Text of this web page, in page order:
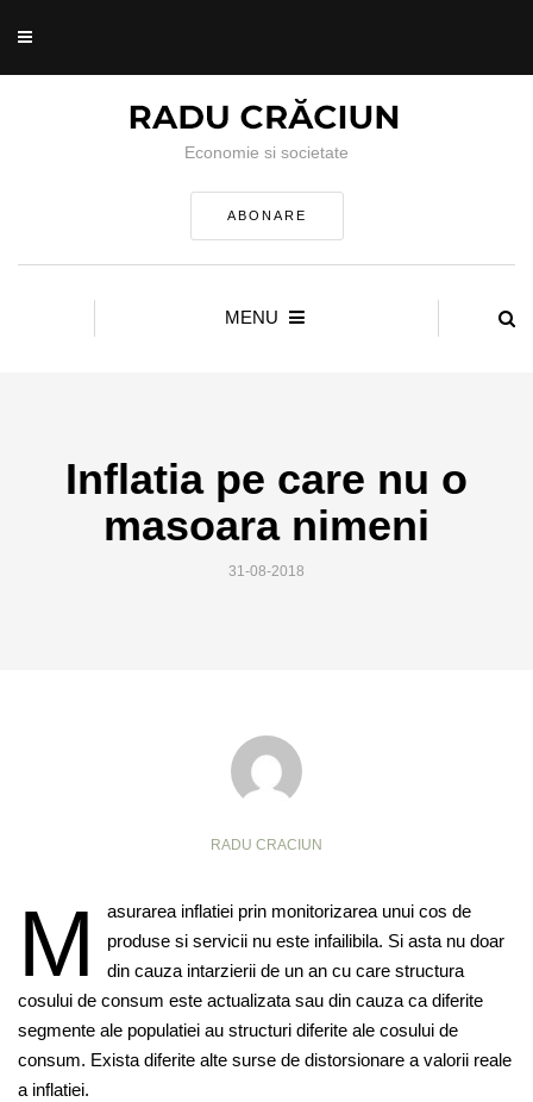
Economie si societate
ABONARE
MENU
Inflatia pe care nu o
masoara nimeni
31-08-2018
RADU CRACIUN
M
asurarea inflatiei prin monitorizarea unui cos de
produse si servicii nu este infailibila. Si asta nu doar
din cauza intarzierii de un an cu care structura
cosului de consum este actualizata sau din cauza ca diferite
segmente ale populatiei au structuri diferite ale cosului de
consum. Exista diferite alte surse de distorsionare a valorii reale
a inflatiei.